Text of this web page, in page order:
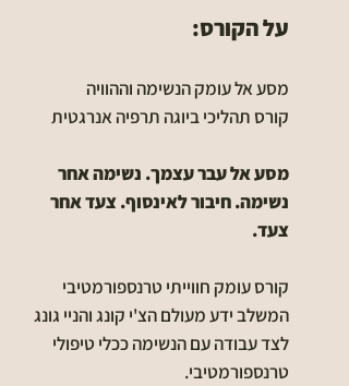
על הקורס:
מסע אל עומק הנשימה וההוויה
קורס תהליכי ביוגה תרפיה אנרגטית
מסע אל עבר עצמך. נשימה אחר
נשימה. חיבור לאינסוף. צעד אחר
צעד.
קורס עומק חווייתי טרנספורמטיבי
המשלב ידע מעולם הצ'י קונג והניי גונג
לצד עבודה עם הנשימה ככלי טיפולי
טרנספורמטיבי.